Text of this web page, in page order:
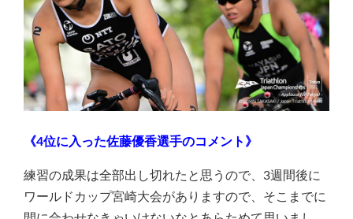
《4位に入った佐藤優香選手のコメント》
練習の成果は全部出し切れたと思うので、3週間後に
ワールドカップ宮崎大会がありますので、そこまでに